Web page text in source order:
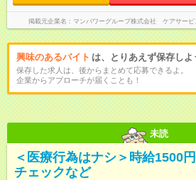
掲載元企業名 マンパワーグループ株式会社 ケアサー
興味のあるバイト は、とりあえず保存しよ
保存した求人は、後からまとめて応募できるよ。
企業からアプローチが届くことも！
未読
＜医療行為はナシ＞時給1500
チェックなど